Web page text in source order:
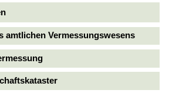
amtlichen Vermessungswesens